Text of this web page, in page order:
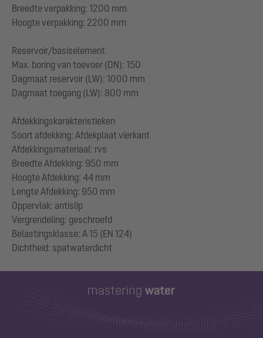
Breedte verpakking: 1200 mm
Hoogte verpakking: 2200 mm
Reservoir/basiselement
Max. boring van toevoer (DN): 150
Dagmaat reservoir (LW): 1000 mm
Dagmaat toegang (LW): 800 mm
Afdekkingskarakteristieken
Soort afdekking: Afdekplaat vierkant
Afdekkingsmateriaal: rvs
Breedte Afdekking: 950 mm
Hoogte Afdekking: 44 mm
Lengte Afdekking: 950 mm
Oppervlak: antislip
Vergrendeling: geschroefd
Belastingsklasse: A 15 (EN 124)